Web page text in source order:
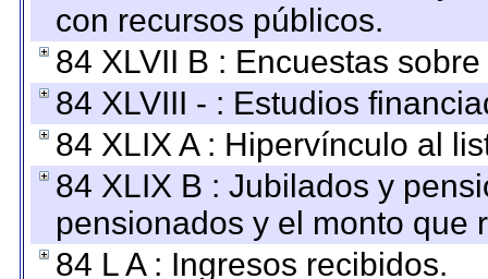
con recursos públicos.
84 XLVII B : Encuestas
84 XLVIII - : Estudios
84 XLIX A : Hipervínculo al
84 XLIX B : Jubilados y
pensionados y el monto que
84 L A : Ingresos recibidos.